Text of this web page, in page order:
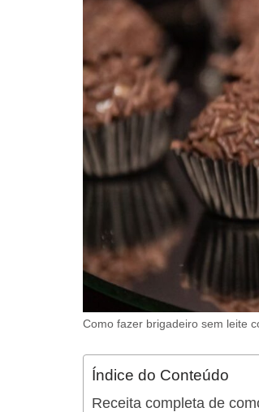
Como fazer brigadeiro sem leite
Índice do Conteúdo
Receita completa de